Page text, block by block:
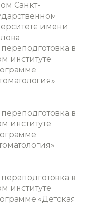
Санкт-
имени
в
институте
в
институте
в
институте
«Детская